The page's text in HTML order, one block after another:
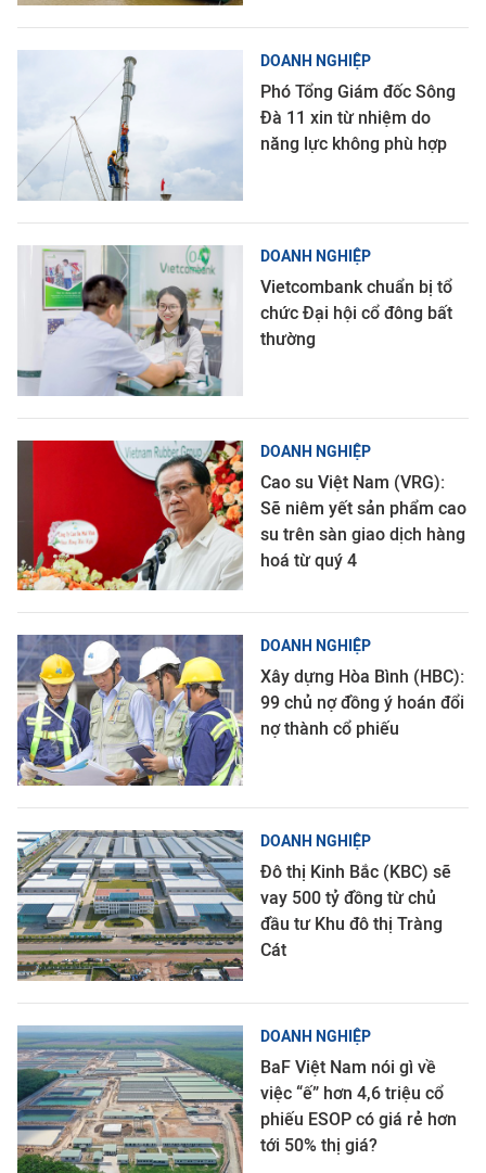
DOANH NGHIỆP
Phó Tổng Giám đốc Sông
Đà 11 xin từ nhiệm do
năng lực không phù hợp
DOANH NGHIỆP
Vietcombank chuẩn bị tổ
chức Đại hội cổ đông bất
thường
DOANH NGHIỆP
Cao su Việt Nam (VRG):
Sẽ niêm yết sản phẩm cao
su trên sàn giao dịch hàng
hoá từ quý 4
DOANH NGHIỆP
Xây dựng Hòa Bình (HBC):
99 chủ nợ đồng ý hoán đổi
nợ thành cổ phiếu
DOANH NGHIỆP
Đô thị Kinh Bắc (KBC) sẽ
vay 500 tỷ đồng từ chủ
đầu tư Khu đô thị Tràng
Cát
DOANH NGHIỆP
BaF Việt Nam nói gì về
việc “ế” hơn 4,6 triệu cổ
phiếu ESOP có giá rẻ hơn
tới 50% thị giá?